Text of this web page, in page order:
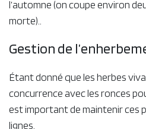
En ce qui concerne les variétés
faut, d’une part, couper à leur
mortes aussitôt après la récolte
pas abîmer les primocannes) et,
sections mortes des
l’automne (on coupe environ